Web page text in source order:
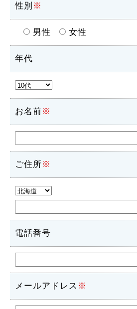
性別 ※
男性 女性
年代
お名前※
ご住所※
電話番号
メールアドレス ※